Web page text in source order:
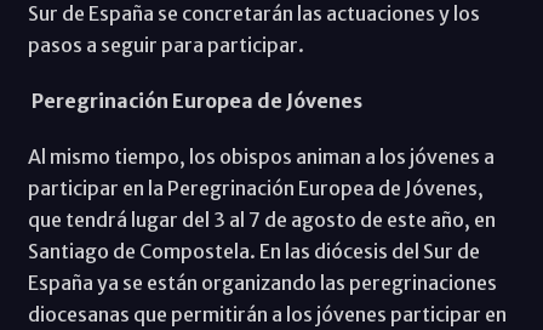
Sur de España se concretarán las actuaciones y los
pasos a seguir para participar.
Peregrinación Europea de Jóvenes
Al mismo tiempo, los obispos animan a los jóvenes a
participar en la Peregrinación Europea de Jóvenes,
que tendrá lugar del 3 al 7 de agosto de este año, en
Santiago de Compostela. En las diócesis del Sur de
España ya se están organizando las peregrinaciones
diocesanas que permitirán a los jóvenes participar en